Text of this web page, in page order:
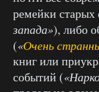
ремейки
запада»), либо
(«Очень
книг или
событий (